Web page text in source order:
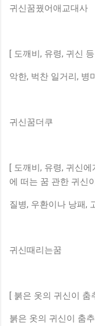
귀신꿈꿨어애교대사
[ 도깨비, 유령, 귀신
악한, 벅찬 일거리, 병
귀신꿈더쿠
[ 도깨비, 유령, 귀신
에 떠는 꿈 관한 귀신
질병, 우환이나 낭패,
귀신때리는꿈
[ 붉은 옷의 귀신이 춤
붉은 옷의 귀신이 춤